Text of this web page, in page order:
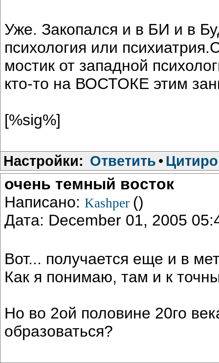
Уже. Закопался и в БИ и в
психология или
мостик от западной
кто-то на ВОСТОКЕ этим
[%sig%]
Настройки: Ответить •
очень темный восток
Написано: Kashper ()
Дата: December 01, 2005
Вот... получается еще и в
Как я понимаю, там и к
Но во 2ой половине 20го
образоваться?